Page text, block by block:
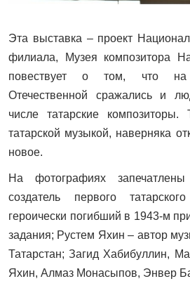
Эта выставка – проект
филиала, Музея композитора
повествует о том, что на
Отечественной сражались и
числе татарские композиторы.
татарской музыкой, наверняка
новое.
На фотографиях
создатель первого
героически погибший в 1943-м
задания; Рустем Яхин – автор
Татарстан; Загид Хабибуллин,
Яхин, Алмаз Монасыпов, Энвер